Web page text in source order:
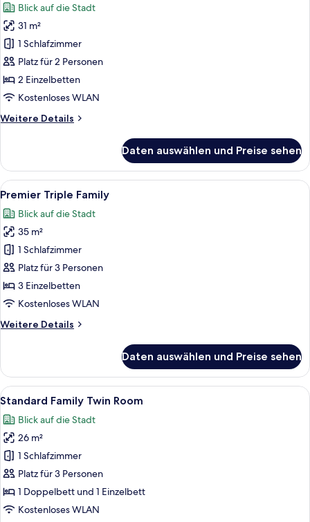
für
Premier
Corner
Twin
anzeigen
Blick auf die Stadt
31 m²
1 Schlafzimmer
Platz für 2 Personen
2 Einzelbetten
Kostenloses WLAN
Weitere Details
Weitere
Corner
Twin
Daten auswählen und Preise sehen
Alle
Fotos
für
Premier
Triple
Family
anzeigen
Ein Hotelzimmer mit Bett, einer
3
Premier Triple Family
Blick auf die Stadt
35 m²
1 Schlafzimmer
Platz für 3 Personen
3 Einzelbetten
Kostenloses WLAN
Weitere Details
Weitere
Triple
Family
Daten auswählen und Preise sehen
Alle
Fotos
für
Standard
Family
Twin
Room
anzeigen
Ein Hotelzimmer mit zwei Betten,
3
Standard Family Twin Room
Blick auf die Stadt
26 m²
1 Schlafzimmer
Platz für 3 Personen
1 Doppelbett und 1 Einzelbett
Kostenloses WLAN